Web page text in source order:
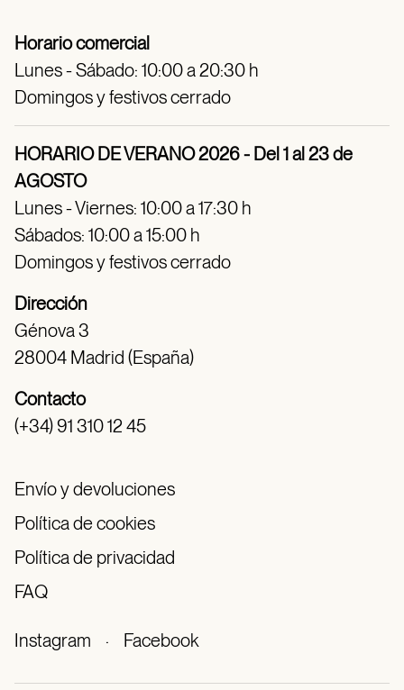
Horario comercial
Lunes - Sábado: 10:00 a 20:30 h
Domingos y festivos cerrado
HORARIO DE VERANO 2026 - Del 1 al 23 de
AGOSTO
Lunes - Viernes: 10:00 a 17:30 h
Sábados: 10:00 a 15:00 h
Domingos y festivos cerrado
Dirección
Génova 3
28004 Madrid (España)
Contacto
(+34) 91 310 12 45
Envío y devoluciones
Política de cookies
Política de privacidad
FAQ
Instagram · Facebook